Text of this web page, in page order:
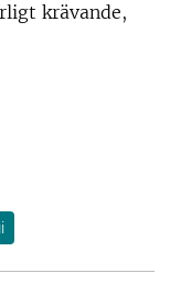
krävande,